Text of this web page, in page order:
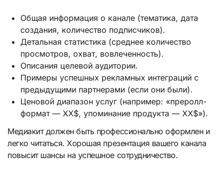
Общая информация о канале (тематика, дата
создания, количество подписчиков).
Детальная статистика (среднее количество
просмотров, охват, вовлеченность).
Описания целевой аудитории.
Примеры успешных рекламных интеграций с
предыдущими партнерами (если они были).
Ценовой диапазон услуг (например: «преролл-
формат — ХХ$, упоминание продукта — ХХ$»).
Медиакит должен быть профессионально оформлен и
легко читаться. Хорошая презентация вашего канала
повысит шансы на успешное сотрудничество.